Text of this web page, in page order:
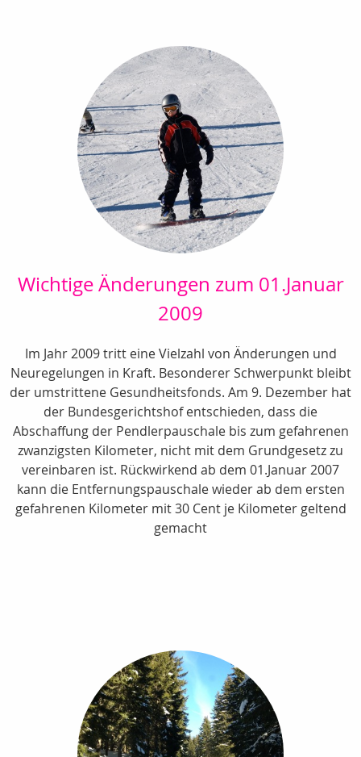
Wichtige Änderungen zum 01.Januar
2009
Im Jahr 2009 tritt eine Vielzahl von Änderungen und
Neuregelungen in Kraft. Besonderer Schwerpunkt bleibt
der umstrittene Gesundheitsfonds. Am 9. Dezember hat
der Bundesgerichtshof entschieden, dass die
Abschaffung der Pendlerpauschale bis zum gefahrenen
zwanzigsten Kilometer, nicht mit dem Grundgesetz zu
vereinbaren ist. Rückwirkend ab dem 01.Januar 2007
kann die Entfernungspauschale wieder ab dem ersten
gefahrenen Kilometer mit 30 Cent je Kilometer geltend
gemacht